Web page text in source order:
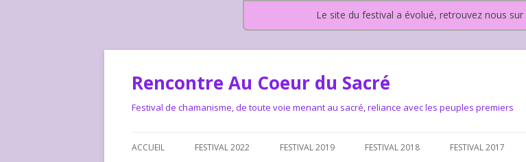
Le site du festival a évolué, retrouvez nous sur
Rencontre Au Coeur du Sacré
Festival de chamanisme, de toute voie menant au sacré, reliance avec les peuples premiers
ACCUEIL FESTIVAL 2022 FESTIVAL 2019 FESTIVAL 2018 FESTIVAL 2017